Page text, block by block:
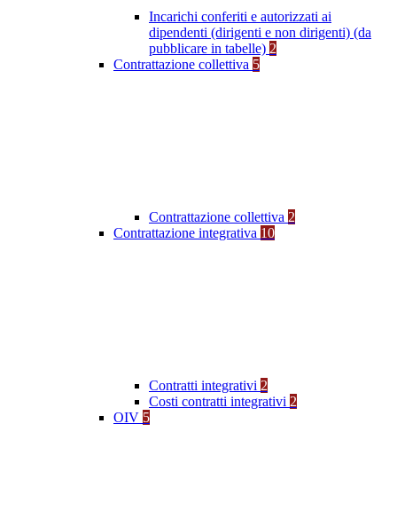
Incarichi conferiti e autorizzati ai
dipendenti (dirigenti e non dirigenti) (da
pubblicare in tabelle) 2
Contrattazione collettiva 5
Contrattazione collettiva 2
Contrattazione integrativa 10
Contratti integrativi 2
Costi contratti integrativi 2
OIV 5